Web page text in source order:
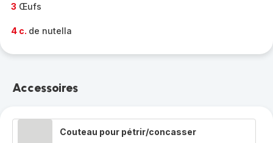
3 Œufs
4 c. de nutella
Accessoires
Couteau pour pétrir/concasser